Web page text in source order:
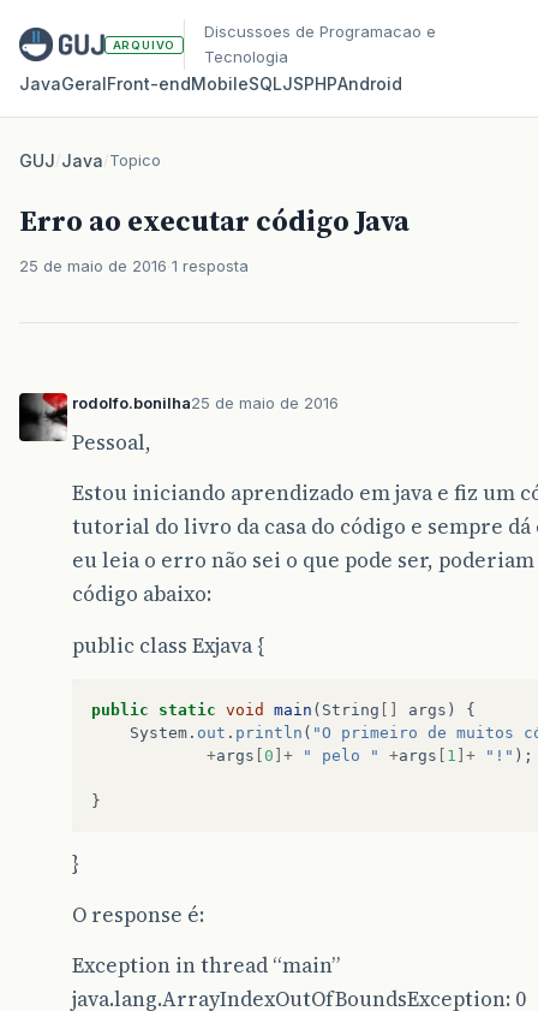
ARQUIVO
Discussoes de Programacao e
Tecnologia
JavaGeralFront‑endMobileSQLJSPHPAndroid
GUJ/Java/Topico
Erro ao executar código Java
25 de maio de 2016 1 resposta
rodolfo.bonilha25 de maio de 2016
Pessoal,
Estou iniciando aprendizado em java e fiz um
tutorial do livro da casa do código e sempre
eu leia o erro não sei o que pode ser, poderiam
código abaixo:
public class Exjava {
public static void main ( String args )
{
System . out . println ( "O primeiro de muitos
+args 0 ]+ " pelo " +args 1 ]+ "!" );
}
}
O response é:
Exception in thread “main”
java.lang.ArrayIndexOutOfBoundsException: 0